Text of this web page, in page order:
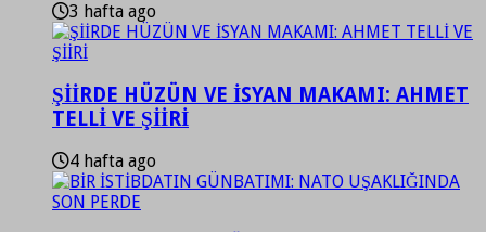
3 hafta ago
ŞİİRDE HÜZÜN VE İSYAN MAKAMI: AHMET
TELLİ VE ŞİİRİ
4 hafta ago